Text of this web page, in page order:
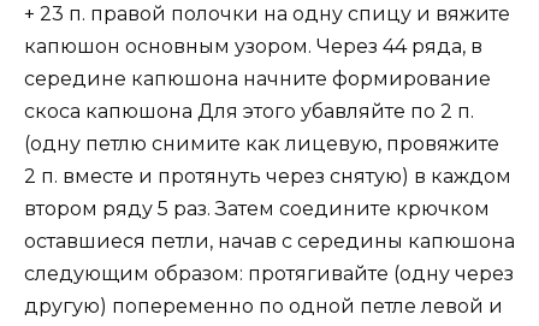
+ 23 п. правой полочки на одну спицу и вяжите
капюшон основным узором. Через 44 ряда, в
середине капюшона начните формирование
скоса капюшона Для этого убавляйте по 2 п.
(одну петлю снимите как лицевую, провяжите
2 п. вместе и протянуть через снятую) в каждом
втором ряду 5 раз. Затем соедините крючком
оставшиеся петли, начав с середины капюшона
следующим образом: протягивайте (одну через
другую) попеременно по одной петле левой и